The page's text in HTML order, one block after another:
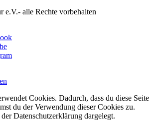
e.V.- alle Rechte vorbehalten
Cookies. Dadurch, dass du diese Seite
du der Verwendung dieser Cookies zu.
Datenschutzerklärung dargelegt.